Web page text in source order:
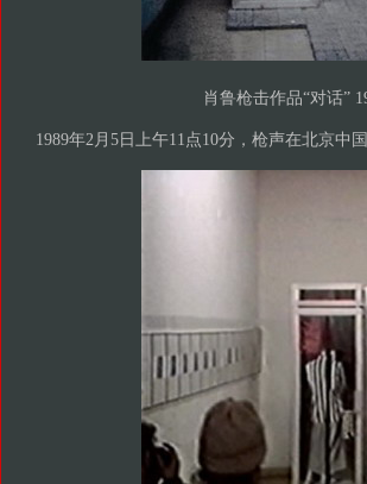
肖鲁枪击作品“对话”
1989年2月5日上午11点10分，枪声在北京